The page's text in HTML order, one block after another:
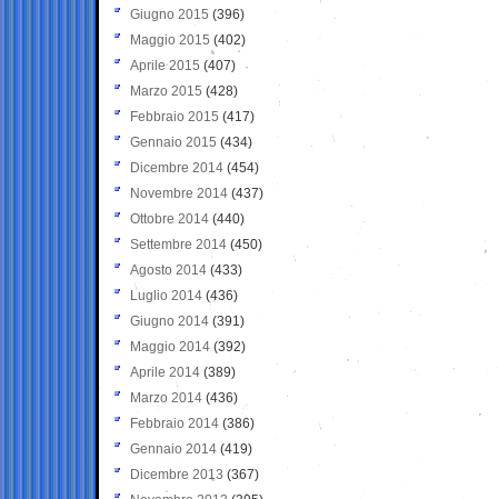
Giugno 2015 (396)
Maggio 2015 (402)
Aprile 2015 (407)
Marzo 2015 (428)
Febbraio 2015 (417)
Gennaio 2015 (434)
Dicembre 2014 (454)
Novembre 2014 (437)
Ottobre 2014 (440)
Settembre 2014 (450)
Agosto 2014 (433)
Luglio 2014 (436)
Giugno 2014 (391)
Maggio 2014 (392)
Aprile 2014 (389)
Marzo 2014 (436)
Febbraio 2014 (386)
Gennaio 2014 (419)
Dicembre 2013 (367)